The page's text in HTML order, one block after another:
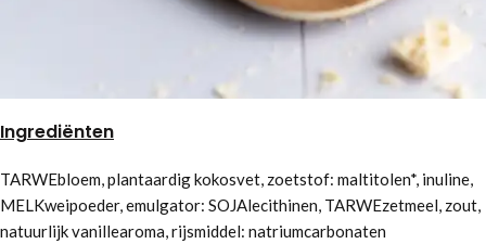
Ingrediënten
TARWEbloem, plantaardig kokosvet, zoetstof: maltitolen*, inuline,
MELKweipoeder, emulgator: SOJAlecithinen, TARWEzetmeel, zout,
natuurlijk vanillearoma, rijsmiddel: natriumcarbonaten